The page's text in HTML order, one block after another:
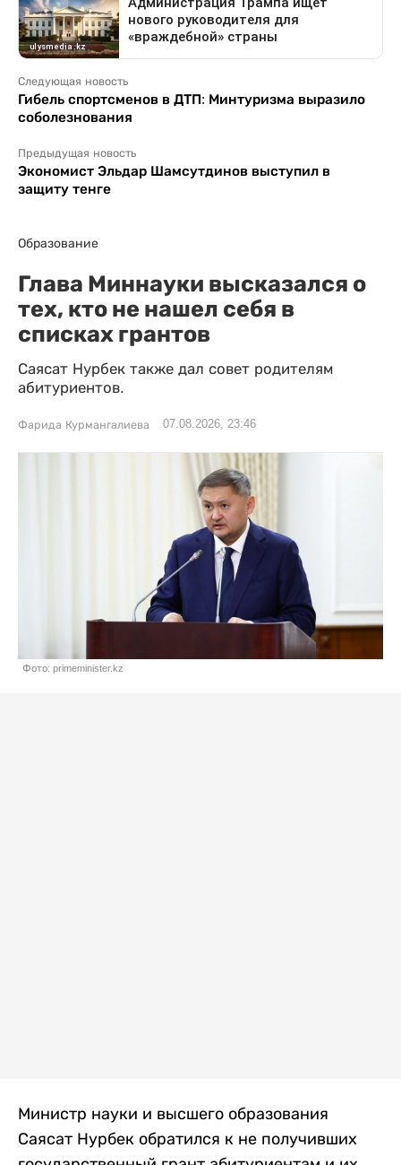
Следующая новость
Гибель спортсменов в ДТП: Минтуризма выразило
соболезнования
Предыдущая новость
Экономист Эльдар Шамсутдинов выступил в
защиту тенге
Образование
Глава Миннауки высказался о
тех, кто не нашел себя в
списках грантов
Саясат Нурбек также дал совет родителям
абитуриентов.
Фарида Курмангалиева 07.08.2026, 23:46
Фото: primeminister.kz
Министр науки и высшего образования
Саясат Нурбек обратился к не получивших